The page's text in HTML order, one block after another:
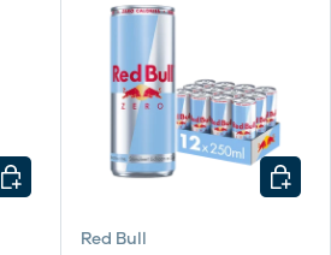
CHOISIR LES OPTIONS
Red Bull